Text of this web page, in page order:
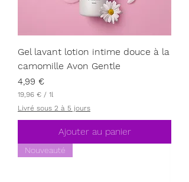
Gel lavant lotion intime douce à la
camomille Avon Gentle
Prix
4,99 €
19,96 € / 1l
9
,
€
Livré sous 2 à 5 jours
Ajouter au panier
Nouveauté